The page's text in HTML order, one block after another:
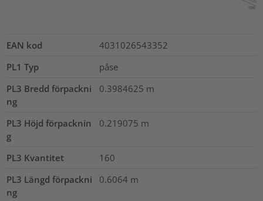
EAN kod
4031026543352
PL1 Typ
påse
PL3 Bredd förpackni
ng
0.3984625 m
PL3 Höjd förpacknin
g
0.219075 m
PL3 Kvantitet
160
PL3 Längd förpackni
ng
0.6064 m